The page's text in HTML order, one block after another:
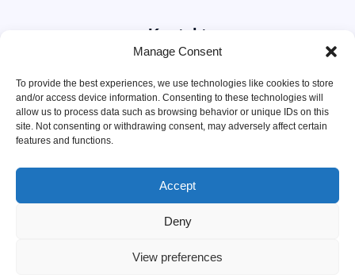
Manage Consent
To provide the best experiences, we use technologies like cookies to store
and/or access device information. Consenting to these technologies will
allow us to process data such as browsing behavior or unique IDs on this
site. Not consenting or withdrawing consent, may adversely affect certain
features and functions.
Accept
Deny
View preferences
Kontakt
ABC Str. 15, 20354 Hamburg
IBAN DE12 2005 0550 1502 3212 66
Impressum|Datenschutzerklärung